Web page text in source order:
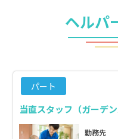
ヘルパ
パート
当直スタッフ（ガーデ
勤務先